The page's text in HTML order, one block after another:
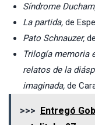
Síndrome
La partida, de
Pato Schnauzer,
Trilogía memoria
relatos de la
imaginada, de
>>> Entregó